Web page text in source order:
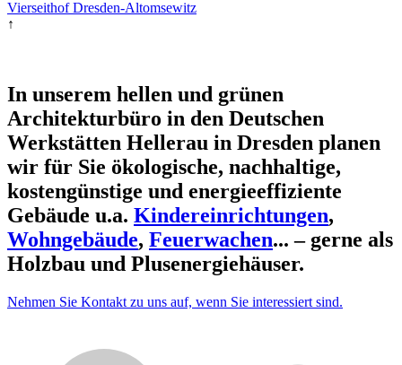
Vierseithof Dresden-Altomsewitz
↑
In unserem hellen und grünen
Architekturbüro in den Deutschen
Werkstätten Hellerau in Dresden planen
wir für Sie ökologische, nachhaltige,
kostengünstige und energieeffiziente
Gebäude u.a. Kindereinrichtungen,
Wohngebäude, Feuerwachen... – gerne als
Holzbau und Plusenergiehäuser.
Nehmen Sie Kontakt zu uns auf, wenn Sie interessiert sind.